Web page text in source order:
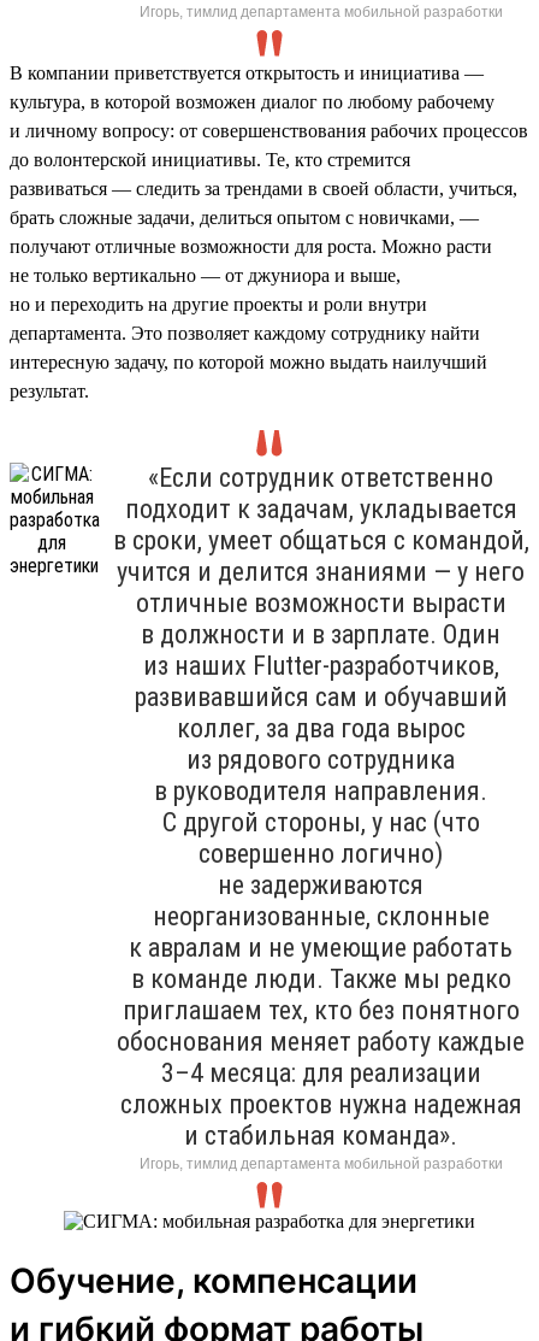
Игорь, тимлид департамента мобильной разработки
В компании приветствуется открытость и инициатива —
культура, в которой возможен диалог по любому рабочему
и личному вопросу: от совершенствования рабочих процессов
до волонтерской инициативы. Те, кто стремится
развиваться — следить за трендами в своей области, учиться,
брать сложные задачи, делиться опытом с новичками, —
получают отличные возможности для роста. Можно расти
не только вертикально — от джуниора и выше,
но и переходить на другие проекты и роли внутри
департамента. Это позволяет каждому сотруднику найти
интересную задачу, по которой можно выдать наилучший
результат.
«Если сотрудник ответственно
подходит к задачам, укладывается
в сроки, умеет общаться с командой,
учится и делится знаниями — у него
отличные возможности вырасти
в должности и в зарплате. Один
из наших Flutter-разработчиков,
развивавшийся сам и обучавший
коллег, за два года вырос
из рядового сотрудника
в руководителя направления.
С другой стороны, у нас (что
совершенно логично)
не задерживаются
неорганизованные, склонные
к авралам и не умеющие работать
в команде люди. Также мы редко
приглашаем тех, кто без понятного
обоснования меняет работу каждые
3–4 месяца: для реализации
сложных проектов нужна надежная
и стабильная команда».
Игорь, тимлид департамента мобильной разработки
Обучение, компенсации
и гибкий формат работы